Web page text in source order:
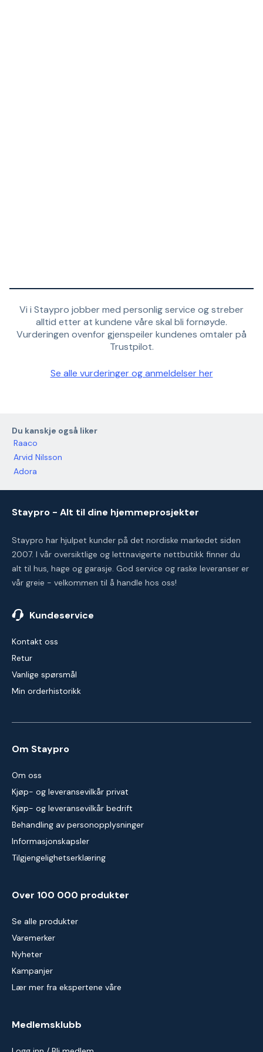
Vi i Staypro jobber med personlig service og streber
alltid etter at kundene våre skal bli fornøyde.
Vurderingen ovenfor gjenspeiler kundenes omtaler på
Trustpilot.
Se alle vurderinger og anmeldelser her
Du kanskje også liker
Raaco
Arvid Nilsson
Adora
Staypro - Alt til dine hjemmeprosjekter
Staypro har hjulpet kunder på det nordiske markedet siden
2007. I vår oversiktlige og lettnavigerte nettbutikk finner du
alt til hus, hage og garasje. God service og raske leveranser er
vår greie - velkommen til å handle hos oss!
Kundeservice
Kontakt oss
Retur
Vanlige spørsmål
Min orderhistorikk
Om Staypro
Om oss
Kjøp- og leveransevilkår privat
Kjøp- og leveransevilkår bedrift
Behandling av personopplysninger
Informasjonskapsler
Tilgjengelighetserklæring
Over 100 000 produkter
Se alle produkter
Varemerker
Nyheter
Kampanjer
Lær mer fra ekspertene våre
Medlemsklubb